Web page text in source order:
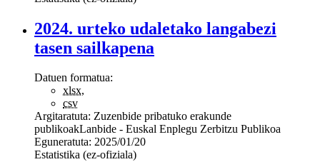
2024. urteko udaletako langabezi
tasen sailkapena
Datuen formatua:
xlsx,
csv
Argitaratuta: Zuzenbide pribatuko erakunde
publikoakLanbide - Euskal Enplegu Zerbitzu Publikoa
Eguneratuta: 2025/01/20
Estatistika (ez-ofiziala)